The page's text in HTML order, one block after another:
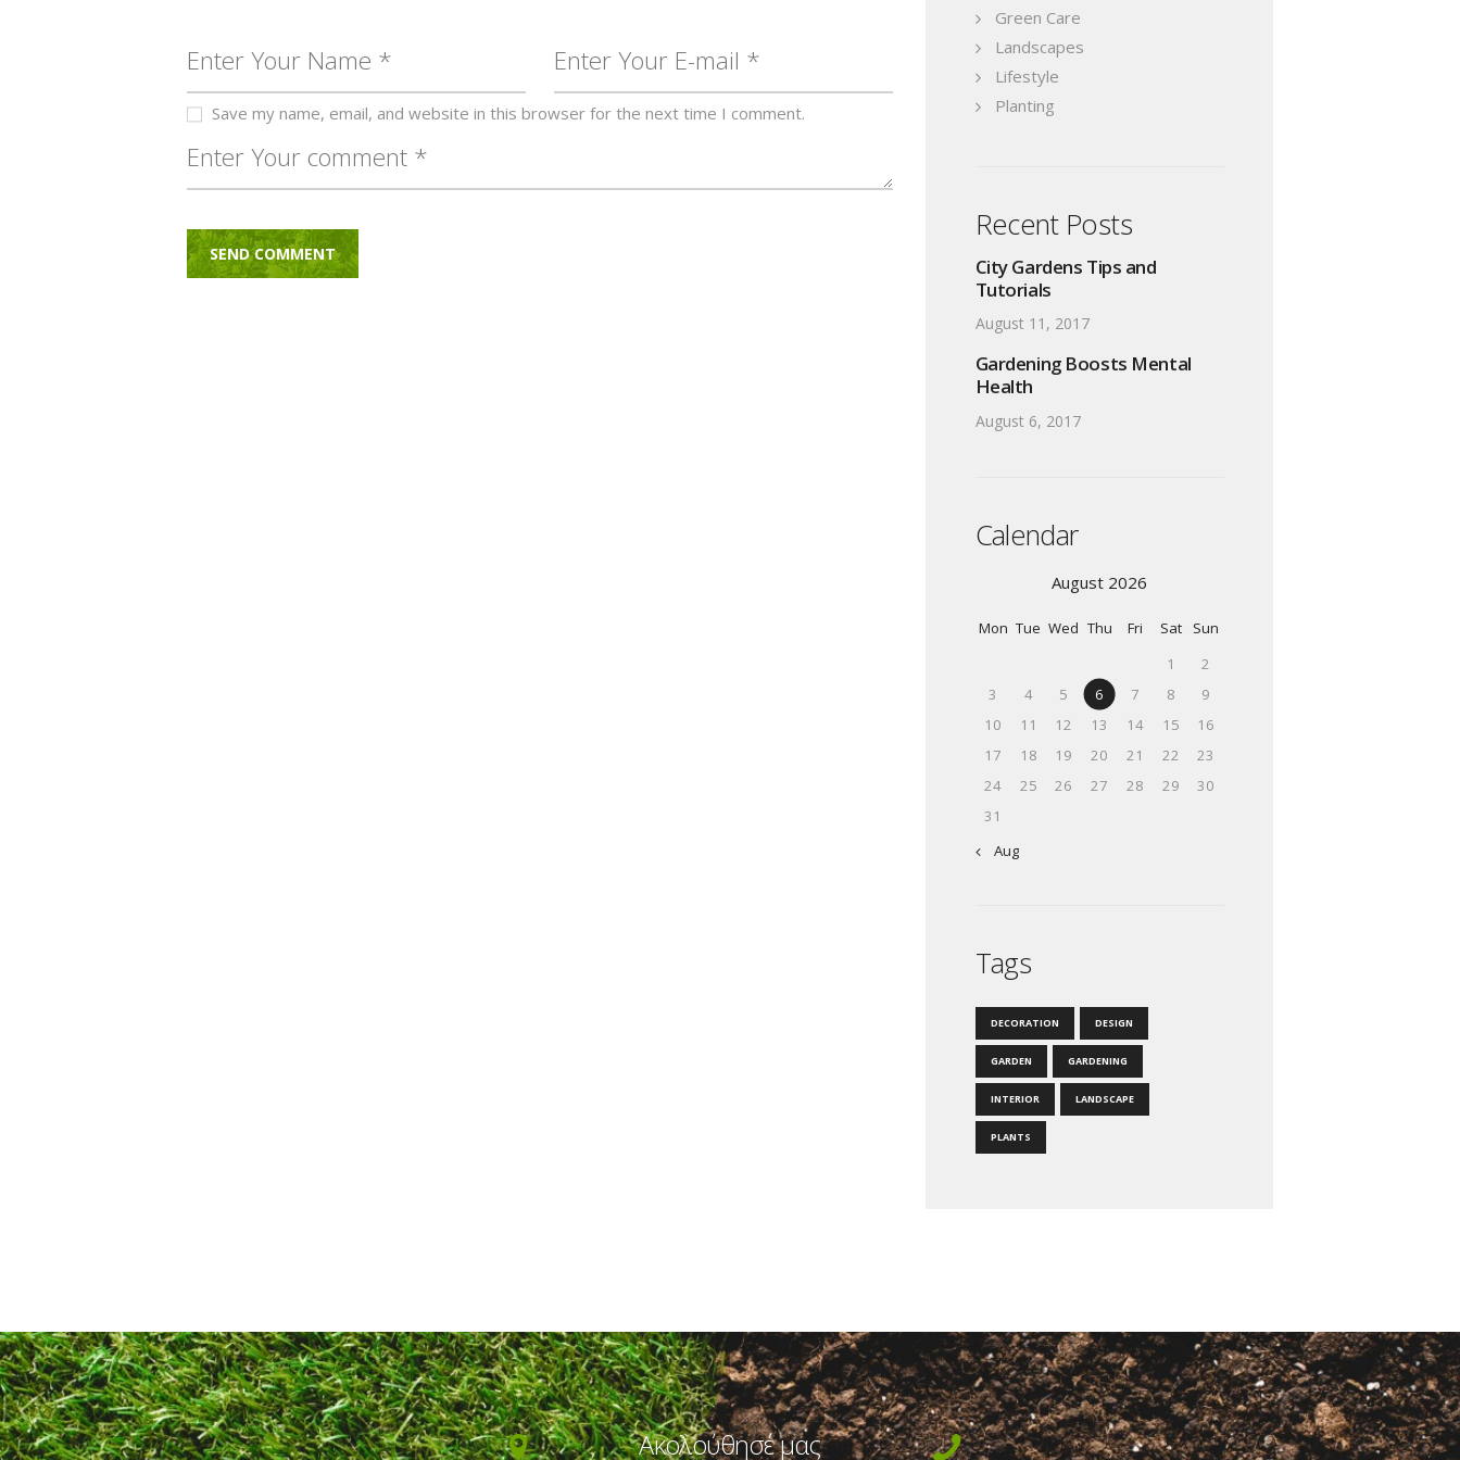
Save my name, email, and website in this browser for the next time I comment.
Green Care
Landscapes
Lifestyle
Planting
Recent Posts
City Gardens Tips and
Tutorials
August 11, 2017
Gardening Boosts Mental
Health
August 6, 2017
Calendar
August 2026
Mon Tue Wed Thu Fri Sat
Sun
1
2
3
4 5 6 7 8
9
10
11 12 13 14 15
16
17
18 19 20 21 22
23
24
25 26 27 28 29
30
31
« Aug
Tags
DECORATION DESIGN
GARDEN GARDENING
INTERIOR LANDSCAPE
PLANTS
Ακολούθησέ μας